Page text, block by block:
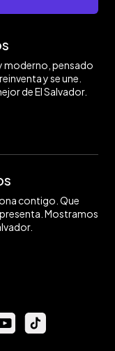
moderno, pensado
y se une.
de El Salvador.
contigo. Que
Mostramos